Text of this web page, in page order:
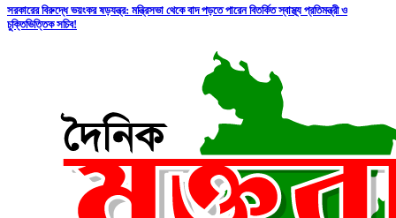
সরকারের বিরুদ্ধে ভয়ংকর ষড়যন্ত্র: মন্ত্রিসভা থেকে বাদ পড়তে পারেন বিতর্কিত স্বাস্থ্য প্রতিমন্ত্রী ও
চুক্তিভিত্তিক সচিব!